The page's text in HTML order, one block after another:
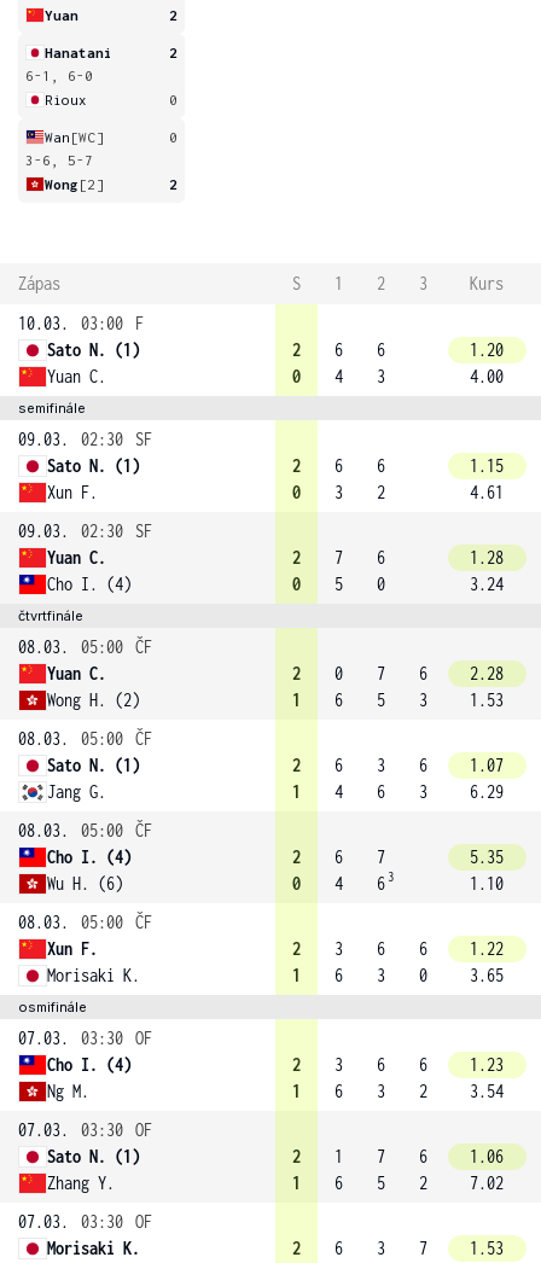
Yuan
2
Hanatani
2
6-1, 6-0
Rioux
0
Wan [WC]
0
3-6, 5-7
Wong [2] 2
Zápas S 1 2 3
Kurs
10.03.
03:00
F
Sato N. (1)
Yuan C.
2
0
6
4
6
3
1.20
4.00
semifinále
09.03. 02:30
SF
Sato N. (1)
Xun F.
2
0
6
3
6
2
1.15
4.61
09.03.
02:30
SF
Yuan C.
Cho I. (4)
2
0
7
5
6
0
1.28
3.24
čtvrtfinále
08.03. 05:00 ČF
Yuan C.
Wong H. (2)
2
1
0
6
7
5
6
3
2.28
1.53
08.03.
05:00 ČF
Sato N. (1)
Jang G.
2
1
6
4
3
6
6
3
1.07
6.29
08.03.
05:00 ČF
Cho I. (4)
Wu H. (6)
2
0
6
4
7
6 3
5.35
1.10
08.03.
05:00 ČF
Xun F.
Morisaki K.
2
1
3
6
6
3
6
0
1.22
3.65
osmifinále
07.03. 03:30 OF
Cho I. (4)
Ng M.
2
1
3
6
6
3
6
2
1.23
3.54
07.03.
03:30 OF
Sato N. (1)
Zhang Y.
2
1
1
6
7
5
6
2
1.06
7.02
07.03.
03:30 OF
Morisaki K.
2
6
3
7
1.53